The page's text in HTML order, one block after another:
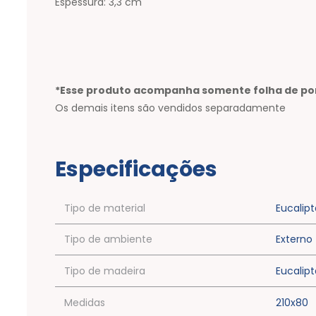
*Esse produto acompanha somente folha de
Os demais itens são vendidos separadamente
Especificações
Tipo de material
Tipo de ambiente Externo
Tipo de madeira
Medidas 210x80